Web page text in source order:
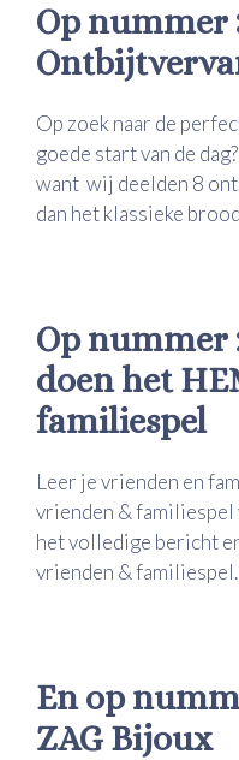
Op nummer
Op zoek naar de
goede start van de
want wij deelden 8
dan het klassieke
Op nummer
doen het
familiespel
Leer je vrienden en
vrienden & familiespel
het volledige bericht
vrienden & familiespel.
En op
ZAG Bijoux